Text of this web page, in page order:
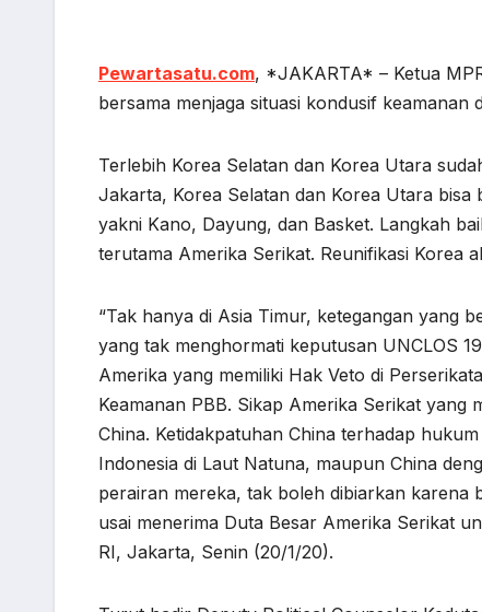
Pewartasatu.com, *JAKARTA* – Ketua
bersama menjaga situasi kondusif
Terlebih Korea Selatan dan Korea Utara
Jakarta, Korea Selatan dan Korea Utara
yakni Kano, Dayung, dan Basket. Langkah
terutama Amerika Serikat. Reunifikasi Korea
“Tak hanya di Asia Timur, ketegangan yang
yang tak menghormati keputusan UNCLOS
Amerika yang memiliki Hak Veto di
Keamanan PBB. Sikap Amerika Serikat
China. Ketidakpatuhan China terhadap
Indonesia di Laut Natuna, maupun China
perairan mereka, tak boleh dibiarkan karena
usai menerima Duta Besar Amerika Serikat
RI, Jakarta, Senin (20/1/20).